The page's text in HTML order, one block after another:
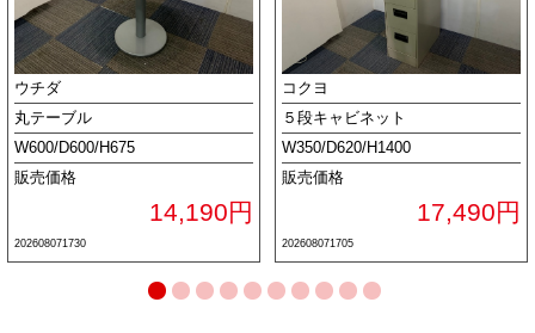
ウチダ
丸テーブル
W600/D600/H675
販売価格
14,190円
202608071730
コクヨ
５段キャビネット
W350/D620/H1400
販売価格
17,490円
202608071705